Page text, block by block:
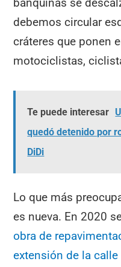
debemos circular
cráteres que ponen
motociclistas,
Te puede interesar
quedó detenido por
DiDi
Lo que más
es nueva. En 2020
obra de
extensión de la calle